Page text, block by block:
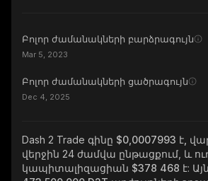
Բոլոր ժամանակների բարձրագույն
Mar 5, 2023
Բոլոր ժամանակների ցածրագույն
Dec 4, 2025
Dash 2 Trade գինը $0,0007993 է,
վերջին 24 ժամվա ընթացքում, և
կապիտալիզացիան $378 468 է: